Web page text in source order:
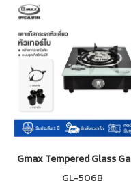
Gmax Tempered Glass
GL-506B